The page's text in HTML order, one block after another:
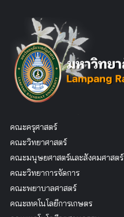
คณะครุศาสตร์
คณะวิทยาศาสตร์
คณะมนุษยศาสตร์และสังคมศาสตร์
คณะวิทยาการจัดการ
คณะพยาบาลศาสตร์
คณะเทคโนโลยีการเกษตร